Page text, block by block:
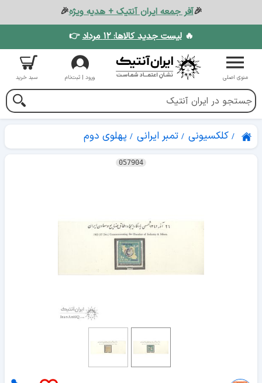
🎉آفر جمعه ایران آنتیک + هدیه ویژه🎉
🔥لیست جدید کالاها: ۱۲ مرداد 👉
منوی اصلی ورود | ثبت‌نام سبد خرید
کلکسیونی تمبر ایرانی پهلوی دوم
057904